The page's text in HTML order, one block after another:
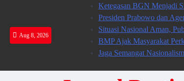
content
Aug 8, 2026
Ketegasan BGN Menjadi
Presiden Prabowo dan
Situasi Nasional Aman,
BMP Ajak Masyarakat
Jaga Semangat